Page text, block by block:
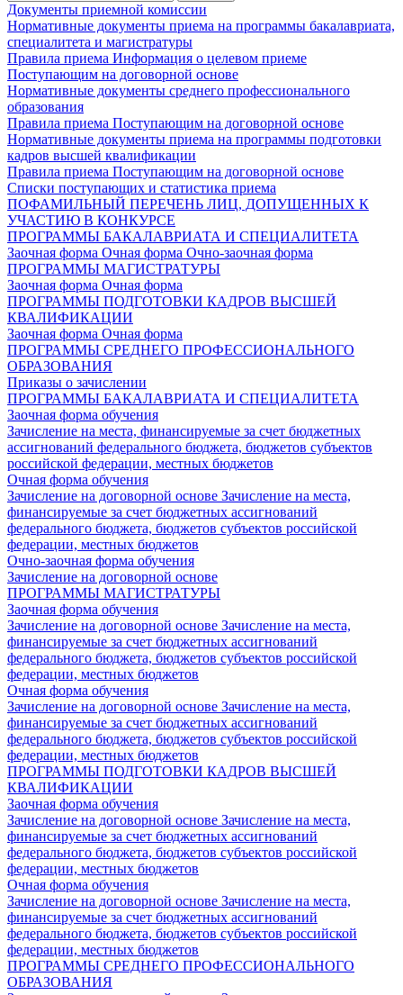
Документы приемной комиссии
Нормативные документы приема на программы бакалавриата,
специалитета и магистратуры
Правила приема Информация о целевом приеме
Поступающим на договорной основе
Нормативные документы среднего профессионального
образования
Правила приема Поступающим на договорной основе
Нормативные документы приема на программы подготовки
кадров высшей квалификации
Правила приема Поступающим на договорной основе
Списки поступающих и статистика приема
ПОФАМИЛЬНЫЙ ПЕРЕЧЕНЬ ЛИЦ, ДОПУЩЕННЫХ К
УЧАСТИЮ В КОНКУРСЕ
ПРОГРАММЫ БАКАЛАВРИАТА И СПЕЦИАЛИТЕТА
Заочная форма Очная форма Очно-заочная форма
ПРОГРАММЫ МАГИСТРАТУРЫ
Заочная форма Очная форма
ПРОГРАММЫ ПОДГОТОВКИ КАДРОВ ВЫСШЕЙ
КВАЛИФИКАЦИИ
Заочная форма Очная форма
ПРОГРАММЫ СРЕДНЕГО ПРОФЕССИОНАЛЬНОГО
ОБРАЗОВАНИЯ
Приказы о зачислении
ПРОГРАММЫ БАКАЛАВРИАТА И СПЕЦИАЛИТЕТА
Заочная форма обучения
Зачисление на места, финансируемые за счет бюджетных
ассигнований федерального бюджета, бюджетов субъектов
российской федерации, местных бюджетов
Очная форма обучения
Зачисление на договорной основе Зачисление на места,
финансируемые за счет бюджетных ассигнований
федерального бюджета, бюджетов субъектов российской
федерации, местных бюджетов
Очно-заочная форма обучения
Зачисление на договорной основе
ПРОГРАММЫ МАГИСТРАТУРЫ
Заочная форма обучения
Зачисление на договорной основе Зачисление на места,
финансируемые за счет бюджетных ассигнований
федерального бюджета, бюджетов субъектов российской
федерации, местных бюджетов
Очная форма обучения
Зачисление на договорной основе Зачисление на места,
финансируемые за счет бюджетных ассигнований
федерального бюджета, бюджетов субъектов российской
федерации, местных бюджетов
ПРОГРАММЫ ПОДГОТОВКИ КАДРОВ ВЫСШЕЙ
КВАЛИФИКАЦИИ
Заочная форма обучения
Зачисление на договорной основе Зачисление на места,
финансируемые за счет бюджетных ассигнований
федерального бюджета, бюджетов субъектов российской
федерации, местных бюджетов
Очная форма обучения
Зачисление на договорной основе Зачисление на места,
финансируемые за счет бюджетных ассигнований
федерального бюджета, бюджетов субъектов российской
федерации, местных бюджетов
ПРОГРАММЫ СРЕДНЕГО ПРОФЕССИОНАЛЬНОГО
ОБРАЗОВАНИЯ